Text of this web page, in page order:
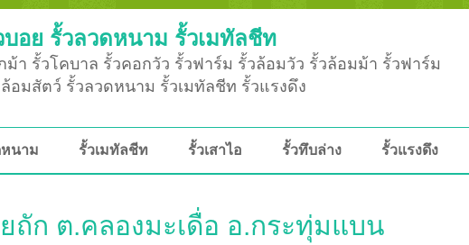
อย รั้วลวดหนาม รั้วเมทัลชีท
ม้า รั้วโคบาล รั้วคอกวัว รั้วฟาร์ม รั้วล้อมวัว รั้วล้อมม้า รั้วฟาร์ม
อมสัตว์ รั้วลวดหนาม รั้วเมทัลชีท รั้วแรงดึง
นาม รั้วเมทัลชีท รั้วเสาไอ รั้วทึบล่าง รั้วแรงดึง
ถัก ต.คลองมะเดื่อ อ.กระทุ่มแบน